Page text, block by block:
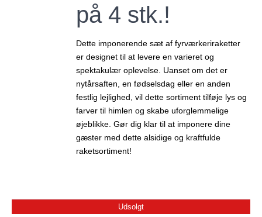
på 4 stk.!
Dette imponerende sæt af fyrværkeriraketter
er designet til at levere en varieret og
spektakulær oplevelse. Uanset om det er
nytårsaften, en fødselsdag eller en anden
festlig lejlighed, vil dette sortiment tilføje lys og
farver til himlen og skabe uforglemmelige
øjeblikke. Gør dig klar til at imponere dine
gæster med dette alsidige og kraftfulde
raketsortiment!
Udsolgt